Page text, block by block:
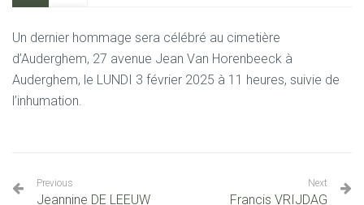
Un dernier hommage sera célébré au cimetière
d’Auderghem, 27 avenue Jean Van Horenbeeck à
Auderghem, le LUNDI 3 février 2025 à 11 heures, suivie de
l’inhumation.
Previous
Jeannine DE LEEUW
Next
Francis VRIJDAG